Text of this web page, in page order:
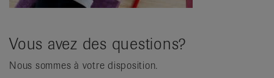
Vous avez des questions?
Nous sommes à votre disposition.